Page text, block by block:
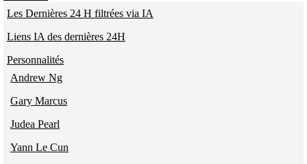
Les Dernières 24 H filtrées via IA
Liens IA des dernières 24H
Personnalités
Andrew Ng
Gary Marcus
Judea Pearl
Yann Le Cun